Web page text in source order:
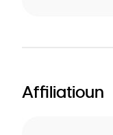
Affiliatioun